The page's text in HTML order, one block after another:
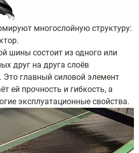
многослойную структуру:
шины состоит из одного или
друг на друга слоёв
Это главный силовой элемент
ей прочность и гибкость, а
эксплуатационные свойства.